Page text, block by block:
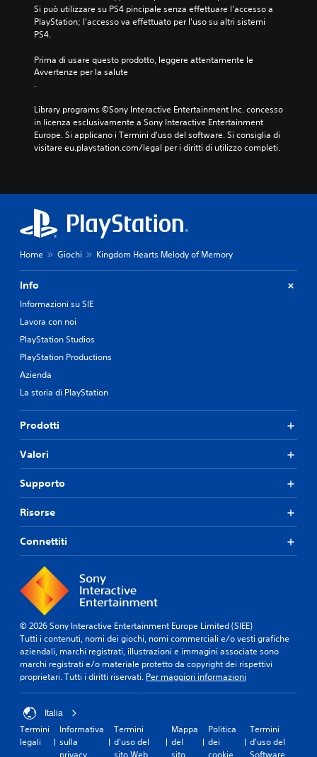
Si può utilizzare su PS4 pincipale senza effettuare l'accesso a
PlayStation; l'accesso va effettuato per l'uso su altri sistemi
PS4.
Prima di usare questo prodotto, leggere attentamente le
Avvertenze per la salute
.
Library programs ©Sony Interactive Entertainment Inc. concesso
in licenza esclusivamente a Sony Interactive Entertainment
Europe. Si applicano i Termini d'uso del software. Si consiglia di
visitare eu.playstation.com/legal per i diritti di utilizzo completi.
Home Giochi Kingdom Hearts Melody of Memory
Info
Informazioni su SIE
Lavora con noi
PlayStation Studios
PlayStation Productions
Azienda
La storia di PlayStation
Prodotti
Valori
Supporto
Risorse
Connettiti
© 2026 Sony Interactive Entertainment Europe Limited (SIEE)
Tutti i contenuti, nomi dei giochi, nomi commerciali e/o vesti grafiche
aziendali, marchi registrati, illustrazioni e immagini associate sono
marchi registrati e/o materiale protetto da copyright dei rispettivi
proprietari. Tutti i diritti riservati. Per maggiori informazioni
Italia
Termini
legali
Informativa
sulla
privacy
Termini
d'uso del
sito Web
Mappa
del
sito
Politica
dei
cookie
Termini
d'uso del
Software